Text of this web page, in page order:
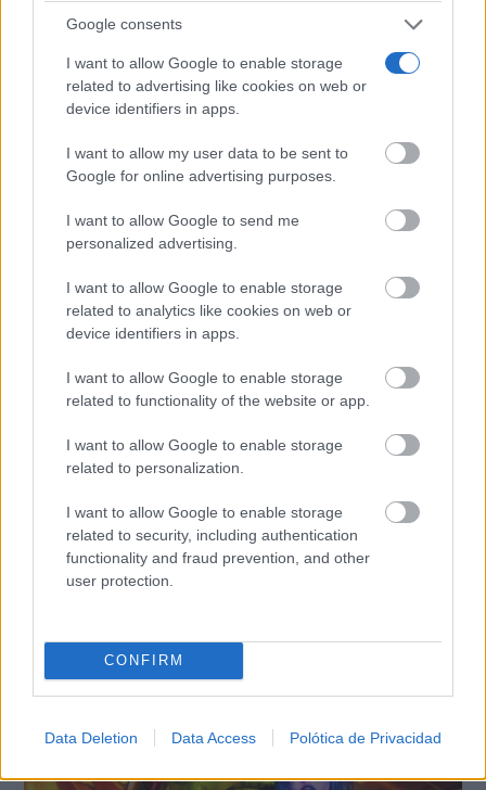
Google consents
I want to allow Google to enable storage
related to advertising like cookies on web or
device identifiers in apps.
I want to allow my user data to be sent to
Google for online advertising purposes.
I want to allow Google to send me
personalized advertising.
I want to allow Google to enable storage
related to analytics like cookies on web or
device identifiers in apps.
I want to allow Google to enable storage
related to functionality of the website or app.
I want to allow Google to enable storage
related to personalization.
I want to allow Google to enable storage
related to security, including authentication
functionality and fraud prevention, and other
user protection.
CONFIRM
Data Deletion Data Access Polótica de Privacidad
Sigüenza estrena una espectacular oficina de
turismo en la Plaza Mayor
Sigüenza estrena una espectacular oficina de
turismo en la Plaza Mayor
TE RECOMENDAMOS